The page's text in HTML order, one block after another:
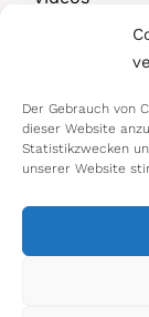
Der Gebrauch von
dieser Website
Statistikzwecken
unserer Website
© 2026